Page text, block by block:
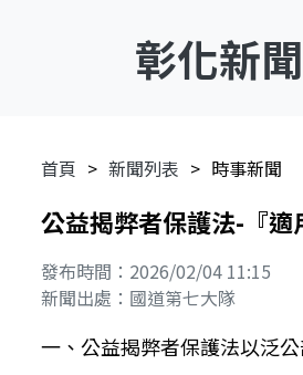
彰化新
首頁 新聞列表 時事新聞
公益揭弊者保護法-『適
發布時間：2026/02/04 11:15
新聞出處：國道第七大隊
一、公益揭弊者保護法以泛